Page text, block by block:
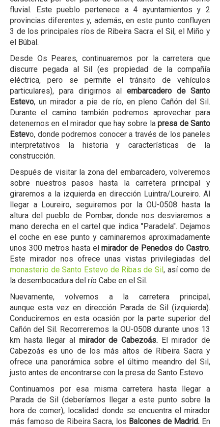
fluvial. Este pueblo pertenece a 4 ayuntamientos y 2
provincias diferentes y, además, en este punto confluyen
3 de los principales ríos de Ribeira Sacra: el Sil, el Miño y
el Búbal.
Desde Os Peares, continuaremos por la carretera que
discurre pegada al Sil (es propiedad de la compañía
eléctrica, pero se permite el tránsito de vehículos
particulares), para dirigirnos al embarcadero de Santo
Estevo, un mirador a pie de río, en pleno Cañón del Sil.
Durante el camino también podremos aprovechar para
detenernos en el mirador que hay sobre lapresa de Santo
Estevo, donde podremos conocer a través de los paneles
interpretativos la historia y características de la
construcción.
Después de visitar la zona del embarcadero, volveremos
sobre nuestros pasos hasta la carretera principal y
giraremos a la izquierda en dirección Luintra/Loureiro. Al
llegar a Loureiro, seguiremos por la OU-0508 hasta la
altura del pueblo de Pombar, donde nos desviaremos a
mano derecha en el cartel que indica "Paradela". Dejamos
el coche en ese punto y caminaremos aproximadamente
unos 300 metros hasta elmirador de Penedos do Castro.
Este mirador nos ofrece unas vistas privilegiadas del
monasterio de Santo Estevo de Ribas de Sil, así como de
la desembocadura del río Cabe en el Sil.
Nuevamente, volvemos a la carretera principal,
aunque esta vez en dirección Parada de Sil (izquierda).
Conduciremos en esta ocasión por la parte superior del
Cañón del Sil. Recorreremos la OU-0508 durante unos 13
km hasta llegar al mirador de Cabezoás. El mirador de
Cabezoás es uno de los más altos de Ribeira Sacra y
ofrece una panorámica sobre el último meandro del Sil,
justo antes de encontrarse con la presa de Santo Estevo.
Continuamos por esa misma carretera hasta llegar a
Parada de Sil (deberíamos llegar a este punto sobre la
hora de comer), localidad donde se encuentra el mirador
más famoso de Ribeira Sacra, los Balcones de Madrid. En